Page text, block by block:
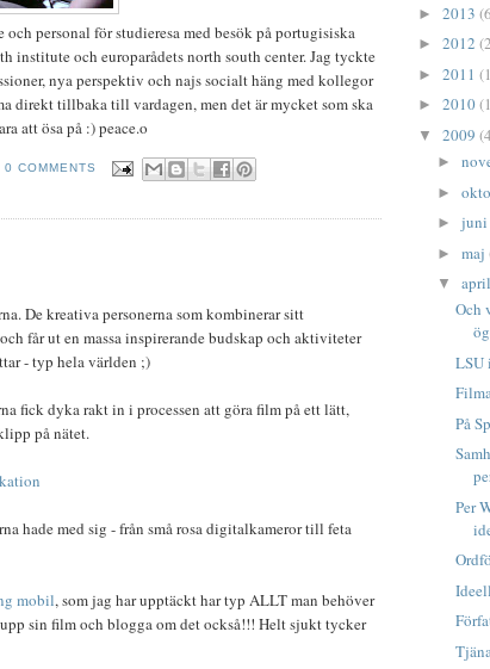
personal för studieresa med besök på portugisiska
institute och europarådets north south center. Jag tyckte
nya perspektiv och najs socialt häng med kollegor
direkt tillbaka till vardagen, men det är mycket som ska
att ösa på :) peace.o
0 COMMENTS
De kreativa personerna som kombinerar sitt
får ut en massa inspirerande budskap och aktiviteter
- typ hela världen ;)
fick dyka rakt in i processen att göra film på ett lätt,
på nätet.
hade med sig - från små rosa digitalkameror till feta
mobil, som jag har upptäckt har typ ALLT man behöver
sin film och blogga om det också!!! Helt sjukt tycker
► 2013
► 2012
► 2011
► 2010
▼ 2009
►
►
► juni
► maj
▼ april
Och
LSU
På
Per